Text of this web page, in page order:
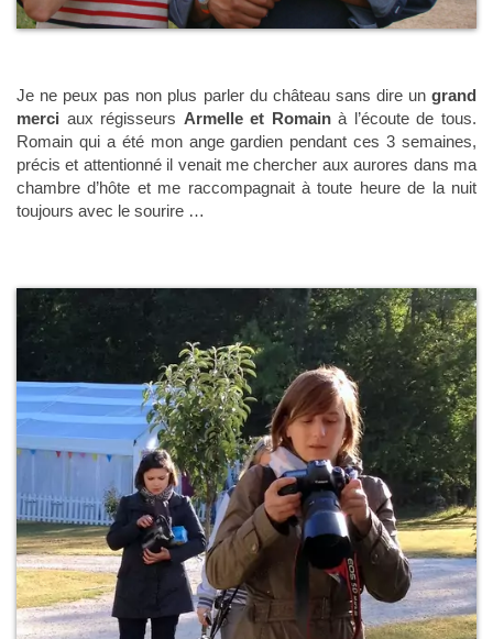
Je ne peux pas non plus parler du château sans dire ungrand
merci aux régisseurs Armelle et Romainà l’écoute de tous.
Romain qui a été mon ange gardien pendant ces 3 semaines,
précis et attentionné il venait me chercher aux aurores dans ma
chambre d’hôte et me raccompagnait à toute heure de la nuit
toujours avec le sourire …